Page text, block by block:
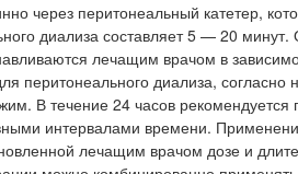
через перитонеальный катетер,
диализа составляет 5 — 20
лечащим врачом в
перитонеального диализа, согласно
В течение 24 часов рекомендуется
интервалами времени.
лечащим врачом дозе и